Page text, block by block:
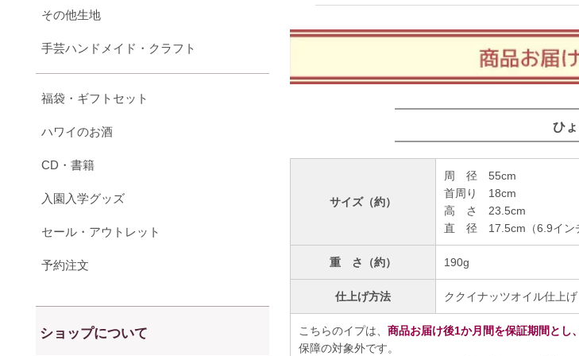
ひ
サイズ（約）
周 径 55cm
首周り 18cm
高 さ 23.5cm
直 径 17.5cm（6.9イン
重 さ（約） 190g
仕上げ方法 ククイナッツオイル仕上
こちらのイプは、 商品お届け後1か月間を保証期間とし
保障の対象外です。
その他生地
手芸ハンドメイド・クラフト
福袋・ギフトセット
ハワイのお酒
CD・書籍
入園入学グッズ
セール・アウトレット
予約注文
ショップについて